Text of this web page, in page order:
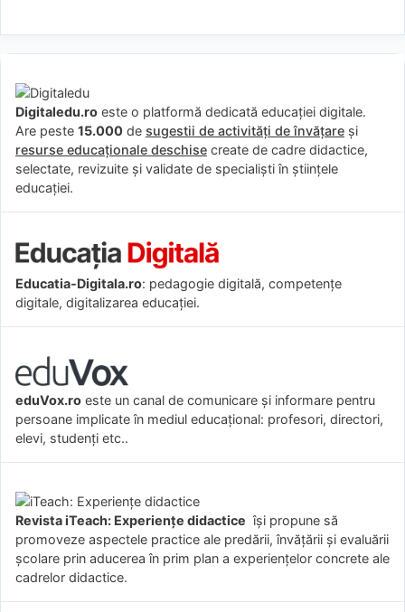
Digitaledu.ro este o platformă dedicată educației digitale.
Are peste 15.000 de sugestii de activități de învățare și
resurse educaționale deschise create de cadre didactice,
selectate, revizuite și validate de specialiști în științele
educației.
Educatia-Digitala.ro: pedagogie digitală, competențe
digitale, digitalizarea educației.
eduVox.ro este un canal de comunicare și informare pentru
persoane implicate în mediul educațional: profesori, directori,
elevi, studenți etc..
Revista iTeach: Experienţe didactice îşi propune să
promoveze aspectele practice ale predării, învăţării şi evaluării
şcolare prin aducerea în prim plan a experienţelor concrete ale
cadrelor didactice.